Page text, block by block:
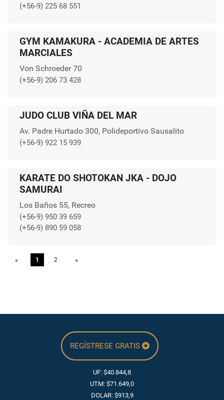
(+56-9) 225 68 551
GYM KAMAKURA - ACADEMIA DE ARTES
MARCIALES
Von Schroeder 70
(+56-9) 206 73 428
JUDO CLUB VIÑA DEL MAR
Av. Padre Hurtado 300, Polideportivo Sausalito
(+56-9) 922 15 939
KARATE DO SHOTOKAN JKA - DOJO
SAMURAI
Los Baños 55, Recreo
(+56-9) 950 39 659
(+56-9) 890 59 058
« Previous
1 2 »
REGÍSTRESE GRATIS
UF: $40.844,8
UTM: $71.649,0
DOLAR: $913,9